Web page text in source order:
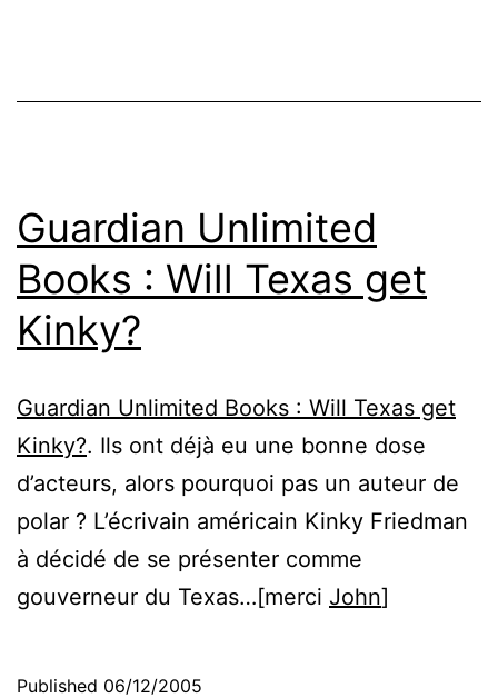
Guardian Unlimited
Books : Will Texas get
Kinky?
Guardian Unlimited Books : Will Texas get
Kinky?. Ils ont déjà eu une bonne dose
d’acteurs, alors pourquoi pas un auteur de
polar ? L’écrivain américain Kinky Friedman
à décidé de se présenter comme
gouverneur du Texas…[merci John]
Published 06/12/2005